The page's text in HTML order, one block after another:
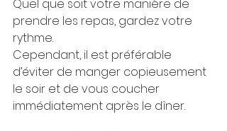
Quel que soit votre manière de
prendre les repas, gardez votre
rythme.
Cependant, il est préférable
d’éviter de manger copieusement
le soir et de vous coucher
immédiatement après le dîner.